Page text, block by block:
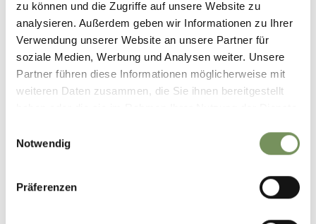
zu können und die Zugriffe auf unsere Website zu
analysieren. Außerdem geben wir Informationen zu Ihrer
Verwendung unserer Website an unsere Partner für
soziale Medien, Werbung und Analysen weiter. Unsere
Partner führen diese Informationen möglicherweise mit
weiteren Daten zusammen, die Sie ihnen bereitgestellt
Notwendig
Präferenzen